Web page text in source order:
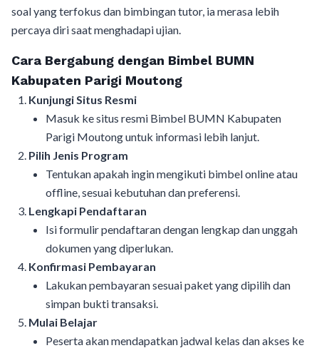
soal yang terfokus dan bimbingan tutor, ia merasa lebih
percaya diri saat menghadapi ujian.
Cara Bergabung dengan Bimbel BUMN
Kabupaten Parigi Moutong
Kunjungi Situs Resmi
Masuk ke situs resmi Bimbel BUMN Kabupaten
Parigi Moutong untuk informasi lebih lanjut.
Pilih Jenis Program
Tentukan apakah ingin mengikuti bimbel online atau
offline, sesuai kebutuhan dan preferensi.
Lengkapi Pendaftaran
Isi formulir pendaftaran dengan lengkap dan unggah
dokumen yang diperlukan.
Konfirmasi Pembayaran
Lakukan pembayaran sesuai paket yang dipilih dan
simpan bukti transaksi.
Mulai Belajar
Peserta akan mendapatkan jadwal kelas dan akses ke